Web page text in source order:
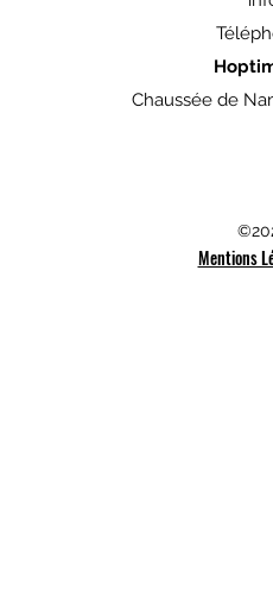
Chaussée de
Mentions